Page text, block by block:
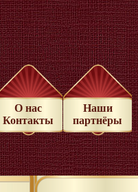
О нас
Контакты
Наши
партнёры